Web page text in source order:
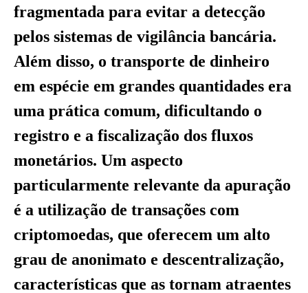
fragmentada para evitar a detecção
pelos sistemas de vigilância bancária.
Além disso, o transporte de dinheiro
em espécie em grandes quantidades era
uma prática comum, dificultando o
registro e a fiscalização dos fluxos
monetários. Um aspecto
particularmente relevante da apuração
é a utilização de transações com
criptomoedas, que oferecem um alto
grau de anonimato e descentralização,
características que as tornam atraentes